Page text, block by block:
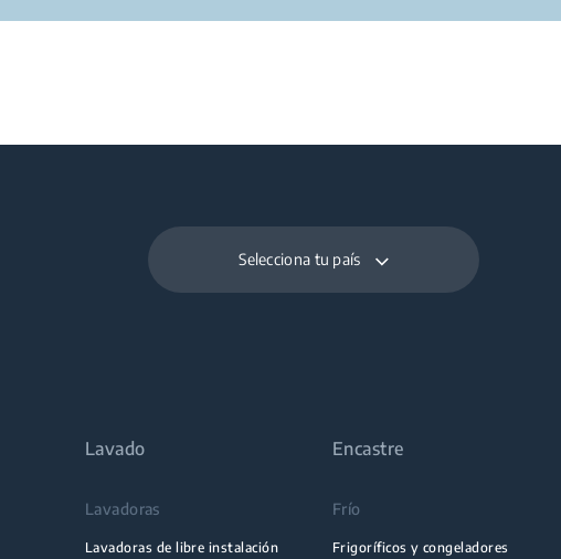
Selecciona tu país
Lavado
Lavadoras
Lavadoras de libre instalación
Encastre
Frío
Frigoríficos y congeladores